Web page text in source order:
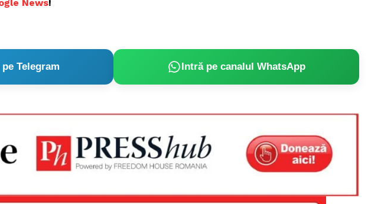
News!
Telegram Intră pe canalul WhatsApp